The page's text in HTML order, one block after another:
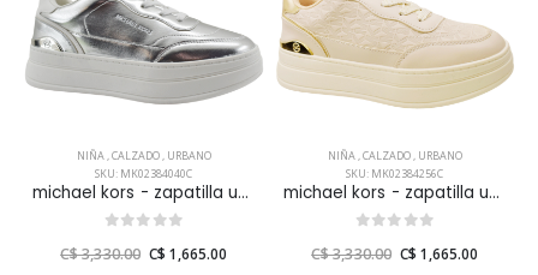
NIÑA,CALZADO, URBANO
SKU: MK02384040C
michael kors - zapatilla urnbana hayes para niña junior
C$ 3,330.00 C$ 1,665.00
NIÑA,CALZADO, URBANO
SKU: MK02384256C
michael kors - zapatilla urnbana hayes para niña junior
C$ 3,330.00 C$ 1,665.00